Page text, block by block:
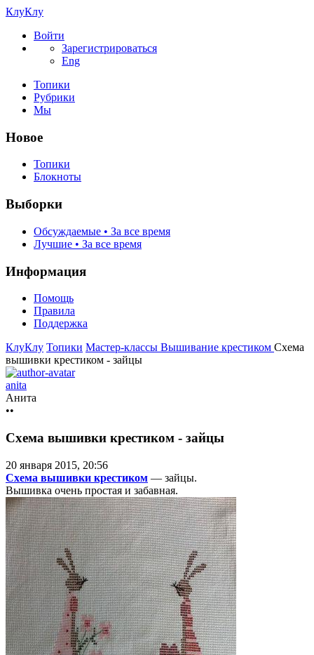
КлуКлу
Войти
Зарегистрироваться
Eng
Топики
Рубрики
Мы
Новое
Топики
Блокноты
Выборки
Обсуждаемые • За все время
Лучшие • За все время
Информация
Помощь
Правила
Поддержка
КлуКлу Топики Мастер-классы Вышивание крестиком Схема
вышивки крестиком - зайцы
anita
Анита
••
Схема вышивки крестиком - зайцы
20 января 2015, 20:56
Схема вышивки крестиком — зайцы.
Вышивка очень простая и забавная.